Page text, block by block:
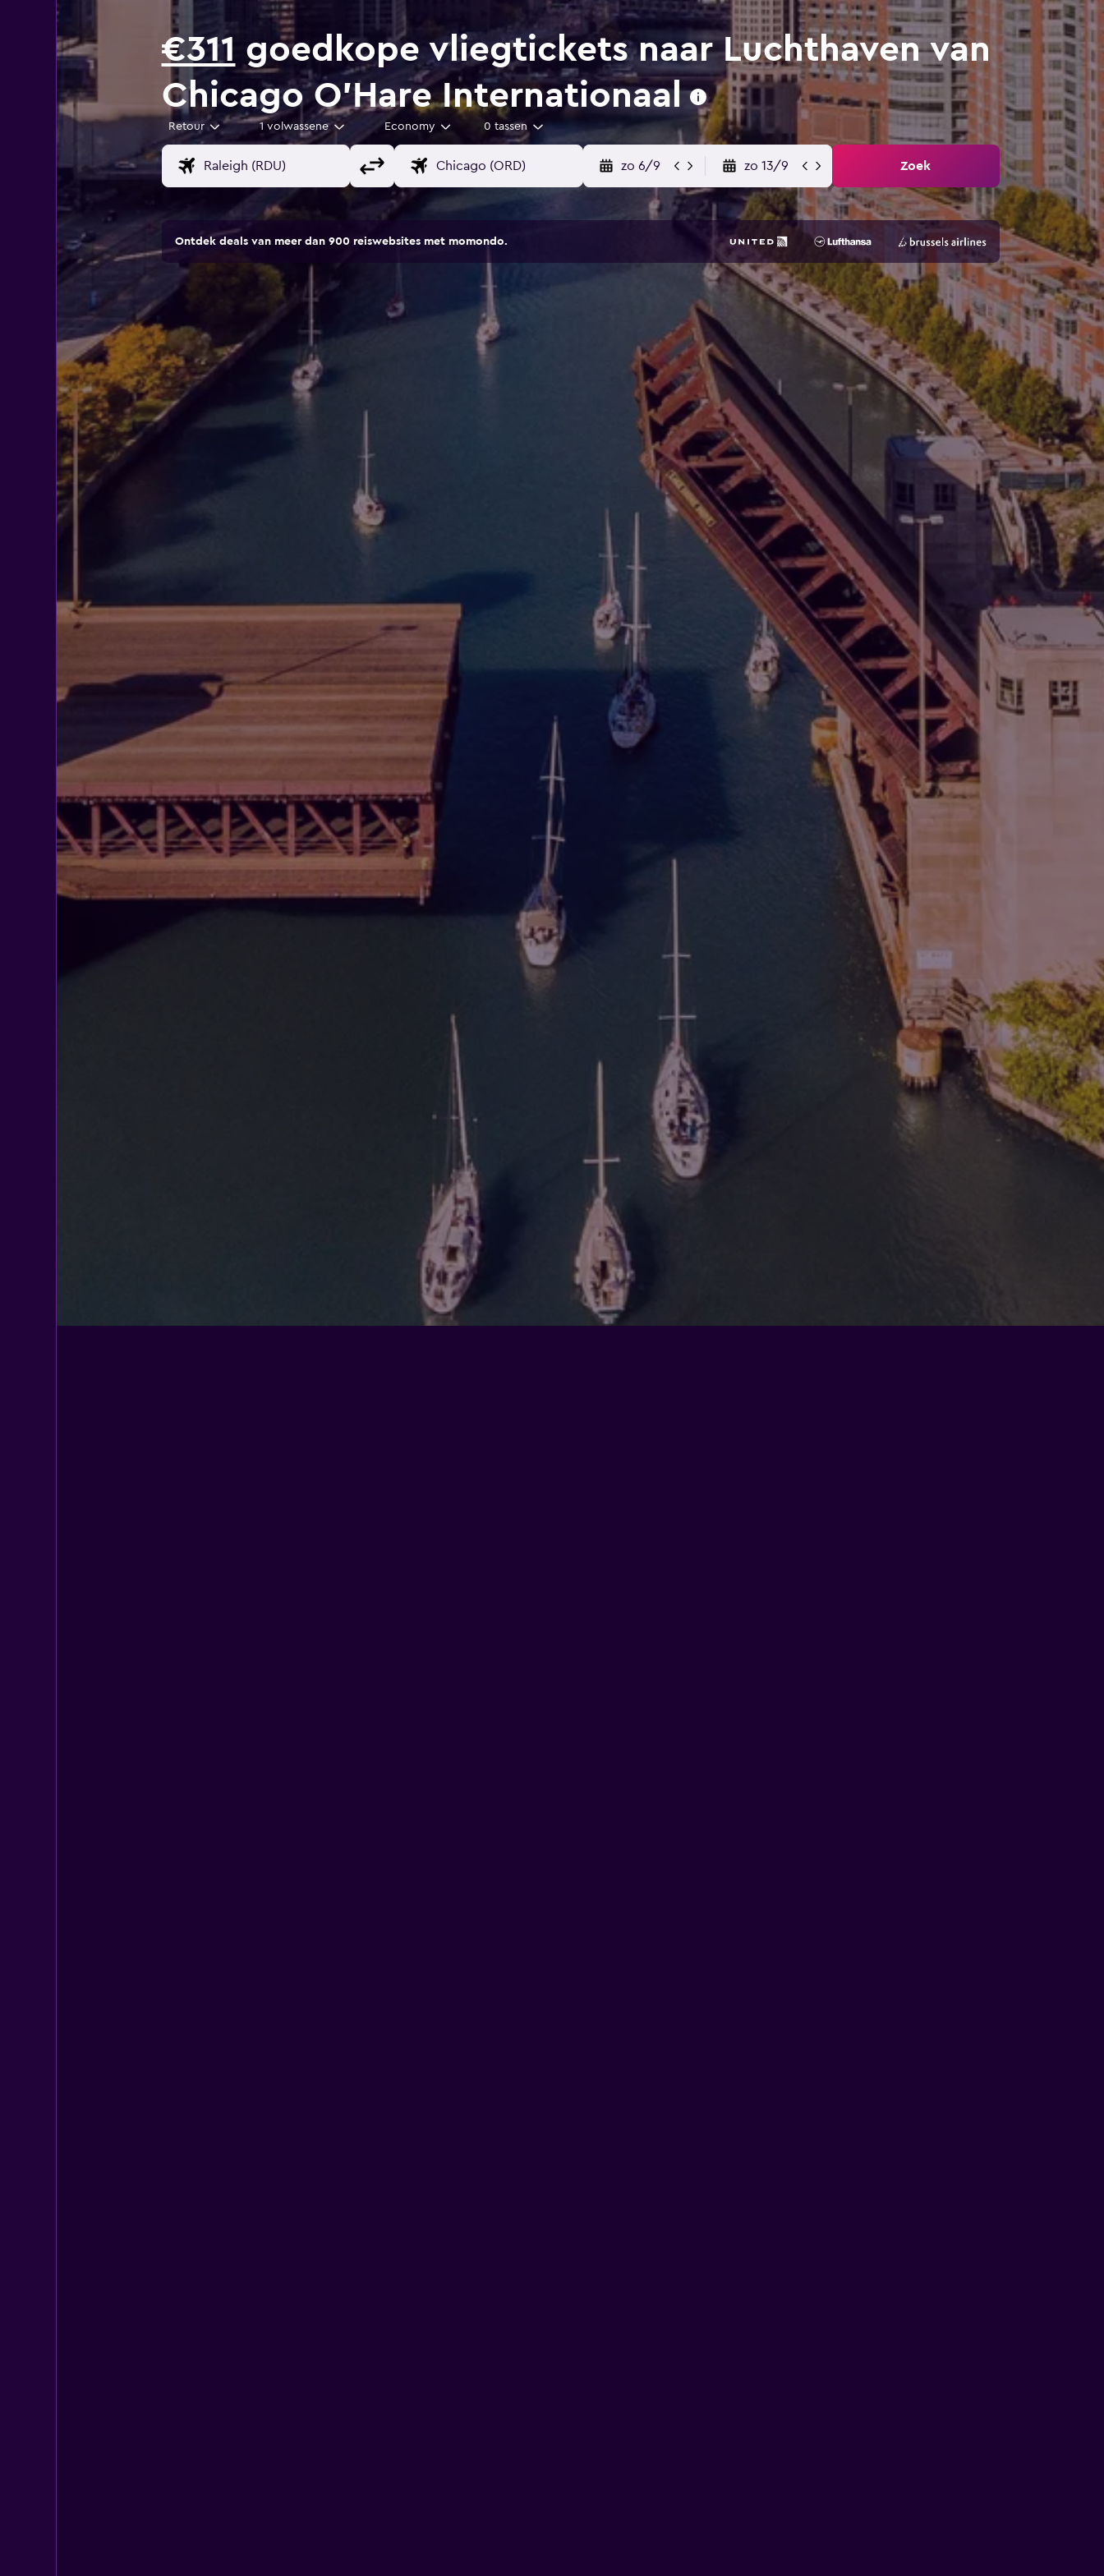
€311 goedkope vliegtickets naar Luchthaven van
Chicago O'Hare Internationaal
Retour 1 volwassene Economy 0 tassen
zo 6/9 zo 13/9 Zoek
Ontdek deals van meer dan 900 reiswebsites met momondo.